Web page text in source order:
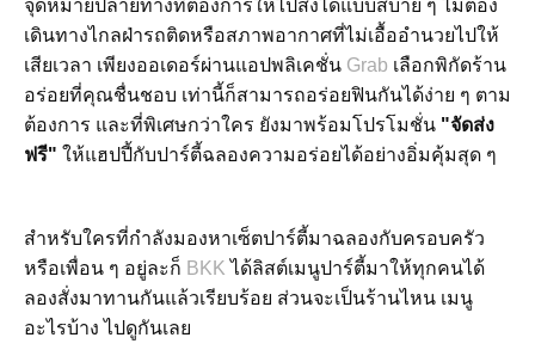
จุดหมายปลายทางที่ต้องการให้ไปส่งได้แบบสบาย ๆ ไม่ต้อง
เดินทางไกลฝ่ารถติดหรือสภาพอากาศที่ไม่เอื้ออำนวยไปให้
เสียเวลา เพียงออเดอร์ผ่านแอปพลิเคชั่น Grab เลือกพิกัดร้าน
อร่อยที่คุณชื่นชอบ เท่านี้ก็สามารถอร่อยฟินกันได้ง่าย ๆ ตาม
ต้องการ และที่พิเศษกว่าใคร ยังมาพร้อมโปรโมชั่น "จัดส่ง
ฟรี" ให้แฮปปี้กับปาร์ตี้ฉลองความอร่อยได้อย่างอิ่มคุ้มสุด ๆ
สำหรับใครที่กำลังมองหาเซ็ตปาร์ตี้มาฉลองกับครอบครัว
หรือเพื่อน ๆ อยู่ละก็ BKK ได้ลิสต์เมนูปาร์ตี้มาให้ทุกคนได้
ลองสั่งมาทานกันแล้วเรียบร้อย ส่วนจะเป็นร้านไหน เมนู
อะไรบ้าง ไปดูกันเลย